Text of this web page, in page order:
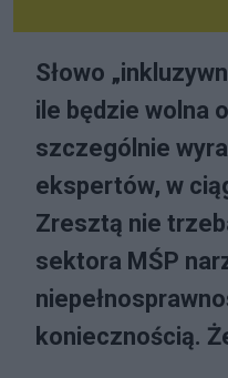
Słowo
ile będzie wolna
szczególnie
ekspertów, w
Zresztą nie
sektora MŚP
koniecznością.